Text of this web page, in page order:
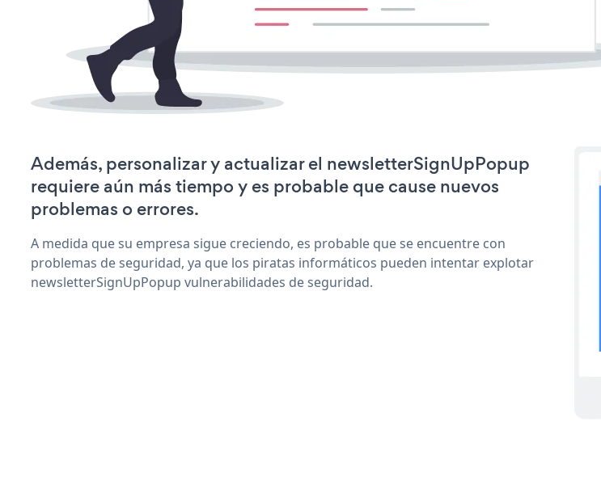
Además, personalizar y actualizar el newsletterSignUpPopup
requiere aún más tiempo y es probable que cause nuevos
problemas o errores.
A medida que su empresa sigue creciendo, es probable que se encuentre con
problemas de seguridad, ya que los piratas informáticos pueden intentar explotar
newsletterSignUpPopup vulnerabilidades de seguridad.